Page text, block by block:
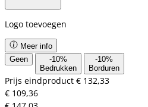
Logo toevoegen
Meer info
Geen
-10%
Bedrukken
-10%
Borduren
Prijs eindproduct € 132,33
€ 109,36